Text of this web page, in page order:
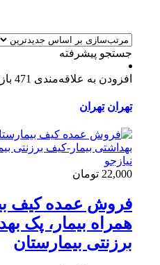
جستجو پیشرفته
افزودن به علاقه‌مندی 471 بازدید
تهران تهران
22,000 تومان
فروش عمده کیف
همراه بیمار، پک
برزنتی بیمارستان